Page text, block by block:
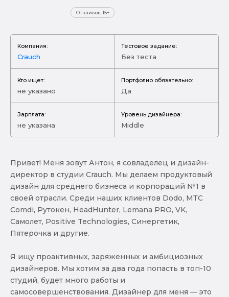
Откликов 15+
Компания:
Crauch
Тестовое задание:
Без теста
Кто ищет:
не указано
Портфолио обязательно:
Да
Зарплата:
не указана
Уровень дизайнера:
Middle
Привет! Меня зовут Антон, я совладелец и дизайн-
директор в студии Crauch. Мы делаем продуктовый
дизайн для среднего бизнеса и корпораций №1 в
своей отрасли. Среди наших клиентов Dodo, МТС
Comdi, Рутокен, HeadHunter, Lemana PRO, VK,
Самолет, Positive Technologies, Синергетик,
Пятерочка и другие.
Я ищу проактивных, заряженных и амбициозных
дизайнеров. Мы хотим за два года попасть в топ-10
студий, будет много работы и
самосовершенствования. Дизайнер для меня — это